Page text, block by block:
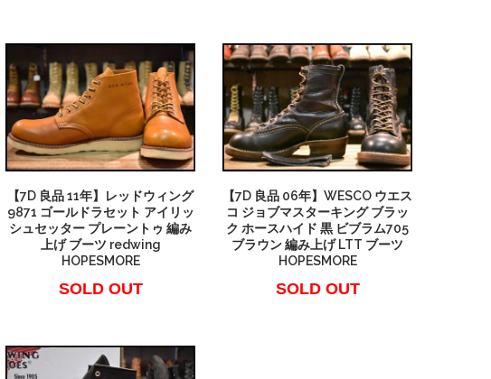
【7D 良品 11年】レッドウィング
9871 ゴールドラセット アイリッ
シュセッター プレーントゥ 編み
上げ ブーツ redwing
HOPESMORE
SOLD OUT
【7D 良品 06年】WESCO ウエス
コ ジョブマスターキング ブラッ
ク ホースハイド 黒 ビブラム705
ブラウン 編み上げ LTT ブーツ
HOPESMORE
SOLD OUT